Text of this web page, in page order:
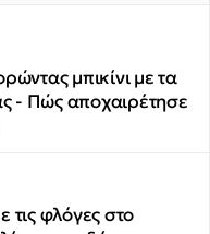
μπικίνι με τα
- Πώς αποχαιρέτησε
τις φλόγες στο